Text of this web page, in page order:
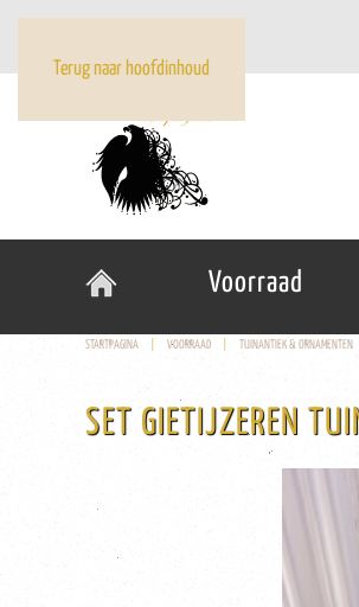
Terug naar hoofdinhoud
Voorraad
STARTPAGINA VOORRAAD TUINANTIEK & ORNAMENTEN
SET GIETIJZEREN